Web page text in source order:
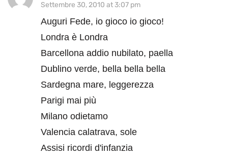
Settembre 30, 2010 at 3:07 pm
Auguri Fede, io gioco io gioco!
Londra è Londra
Barcellona addio nubilato, paella
Dublino verde, bella bella bella
Sardegna mare, leggerezza
Parigi mai più
Milano odietamo
Valencia calatrava, sole
Assisi ricordi d'infanzia